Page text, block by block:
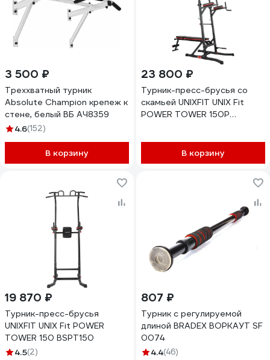
3 500 ₽
Треххватный турник
Absolute Champion крепеж к
стене, белый ВБ АЧ8359
4.6(152)
В корзину
23 800 ₽
Турник-пресс-брусья со
скамьей UNIXFIT UNIX Fit
POWER TOWER 150P
В корзину
19 870 ₽
Турник-пресс-брусья
UNIXFIT UNIX Fit POWER
TOWER 150 BSPT150
4.5(2)
807 ₽
Турник с регулируемой
длиной BRADEX ВОРКАУТ SF
0074
4.4(46)